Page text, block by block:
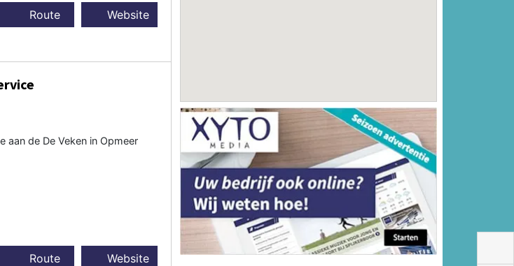
Route Website
aan de De Veken in Opmeer
Route Website